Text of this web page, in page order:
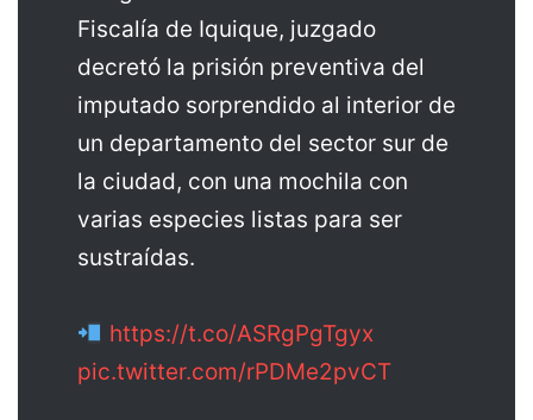
Fiscalía de Iquique, juzgado
decretó la prisión preventiva del
imputado sorprendido al interior de
un departamento del sector sur de
la ciudad, con una mochila con
varias especies listas para ser
sustraídas.
https://t.co/ASRgPgTgyx
pic.twitter.com/rPDMe2pvCT